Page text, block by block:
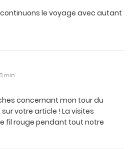
le voyage avec autant
min
concernant mon tour du
votre article ! La visites
fil rouge pendant tout notre